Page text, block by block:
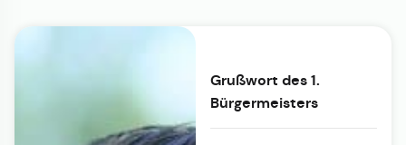
Grußwort des 1.
Bürgermeisters